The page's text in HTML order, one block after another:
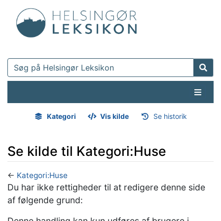
Kategori Vis kilde Se historik
Se kilde til Kategori:Huse
← Kategori:Huse
Hop til: navigering,søgning
Du har ikke rettigheder til at redigere denne side
af følgende grund: